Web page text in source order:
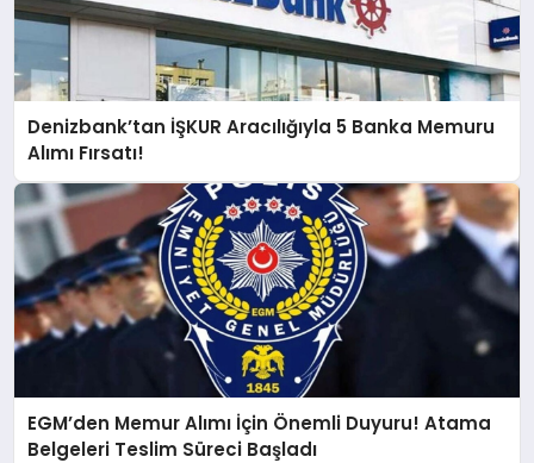
Denizbank’tan İŞKUR Aracılığıyla 5 Banka Memuru
Alımı Fırsatı!
EGM’den Memur Alımı İçin Önemli Duyuru! Atama
Belgeleri Teslim Süreci Başladı